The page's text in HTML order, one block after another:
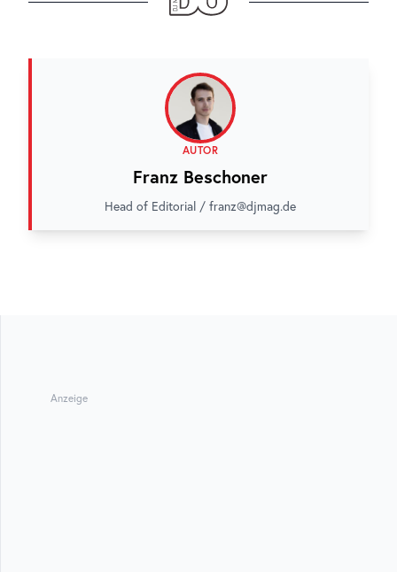
AUTOR
Franz Beschoner
Head of Editorial / franz@djmag.de
Anzeige